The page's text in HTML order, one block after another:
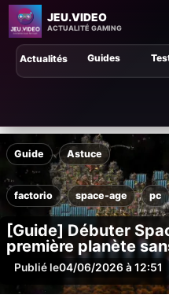
JEU.VIDEO
ACTUALITÉ GAMING
Guides
Actualités
Guide Astuce
factorio space-age pc
[Guide] Débuter
première planète
Publié le04/06/2026 à 12:51